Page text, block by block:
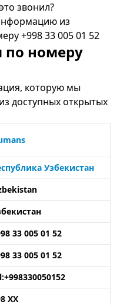
звонил?
из
+998 33 005 01 52
номеру
которую мы
доступных открытых
Узбекистан
33 005 01 52
33 005 01 52
XX